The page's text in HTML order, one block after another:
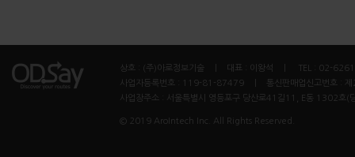
상호 : (주)아로정보기술 ㅣ 대표 : 이왕석 ㅣ TEL : 02-
사업자등록번호 : 119-81-87479 ㅣ 통신판매업신고번호 :
사업장주소 : 서울특별시 영등포구 당산로41길11, E동 1302호(
© 2019 AroIntech Inc. All Rights Reserved.